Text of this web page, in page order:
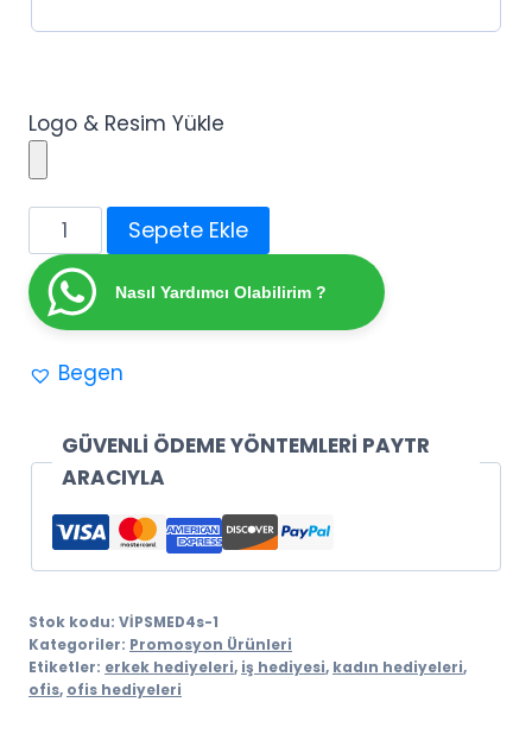
Logo & Resim Yükle
Promosyon
Duvar
Saati
adet
Sepete Ekle
Nasıl Yardımcı Olabilirim ?
Begen
GÜVENLİ ÖDEME YÖNTEMLERİ PAYTR
ARACIYLA
Stok kodu: VİPSMED4s-1
Kategoriler: Promosyon Ürünleri
Etiketler: erkek hediyeleri, iş hediyesi, kadın hediyeleri,
ofis, ofis hediyeleri